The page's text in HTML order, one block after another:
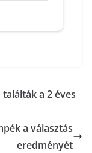
a 2 éves
a választás
eredményét